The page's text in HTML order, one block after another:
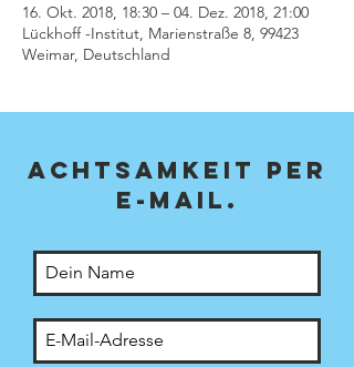
16. Okt. 2018, 18:30 – 04. Dez. 2018, 21:00
Lückhoff -Institut, Marienstraße 8, 99423
Weimar, Deutschland
achTsamkeit per
E-Mail.